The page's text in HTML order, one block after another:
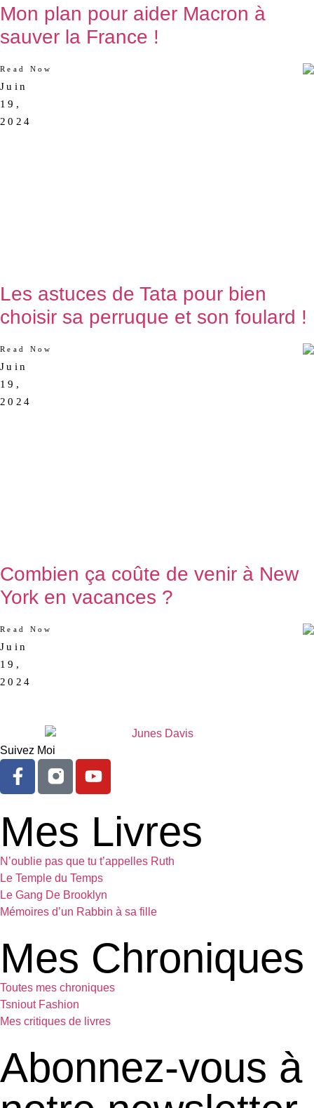
Mon plan pour aider Macron à
sauver la France !
Read Now
Juin
19,
2024
Les astuces de Tata pour bien
choisir sa perruque et son foulard !
Read Now
Juin
19,
2024
Combien ça coûte de venir à New
York en vacances ?
Read Now
Juin
19,
2024
Suivez Moi
Mes Livres
N’oublie pas que tu t’appelles Ruth
Le Temple du Temps
Le Gang De Brooklyn
Mémoires d’un Rabbin à sa fille
Mes Chroniques
Toutes mes chroniques
Tsniout Fashion
Mes critiques de livres
Abonnez-vous à